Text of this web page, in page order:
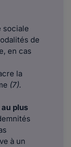
sociale
de
en cas
la
(7).
plus
à un